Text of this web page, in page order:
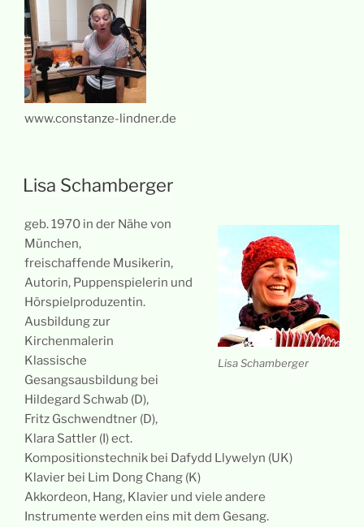
www.constanze-lindner.de
Lisa Schamberger
Lisa Schamberger
geb. 1970 in der Nähe von
München,
freischaffende Musikerin,
Autorin, Puppenspielerin und
Hörspielproduzentin.
Ausbildung zur
Kirchenmalerin
Klassische
Gesangsausbildung bei
Hildegard Schwab (D),
Fritz Gschwendtner (D),
Klara Sattler (I) ect.
Kompositionstechnik bei Dafydd Llywelyn (UK)
Klavier bei Lim Dong Chang (K)
Akkordeon, Hang, Klavier und viele andere
Instrumente werden eins mit dem Gesang.